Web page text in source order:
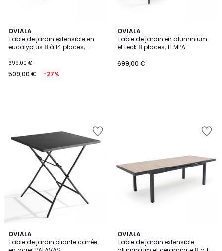
OVIALA
Table de jardin extensible en
eucalyptus 8 à 14 places,
699,00 €
509,00 € -27%
OVIALA
Table de jardin en aluminium
et teck 8 places, TEMPA
699,00 €
OVIALA
Table de jardin pliante carrée
4
Couleurs
OVIALA
Table de jardin extensible